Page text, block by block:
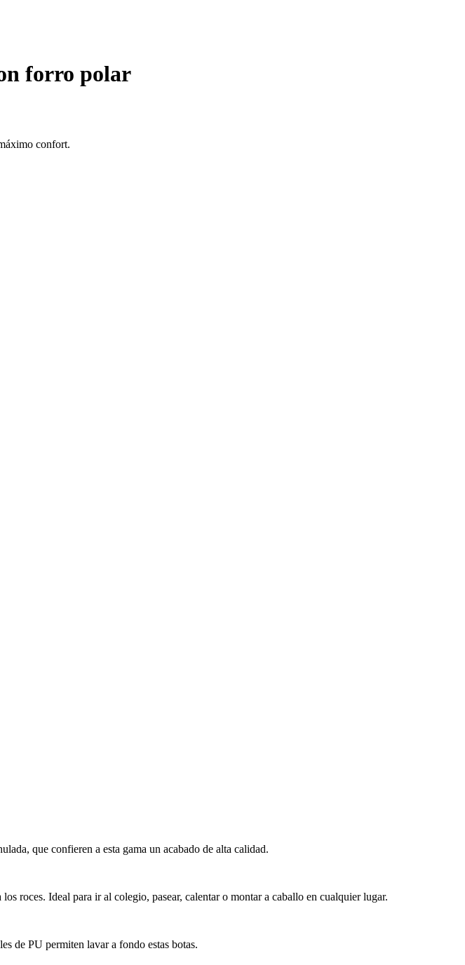
forro polar
confort.
que confieren a esta gama un acabado de alta calidad.
roces. Ideal para ir al colegio, pasear, calentar o montar a caballo en cualquier lugar.
de PU permiten lavar a fondo estas botas.